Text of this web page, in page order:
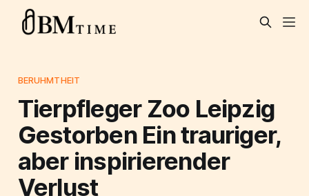
BERUHMTHEIT
Tierpfleger Zoo Leipzig
Gestorben Ein trauriger,
aber inspirierender
Verlust